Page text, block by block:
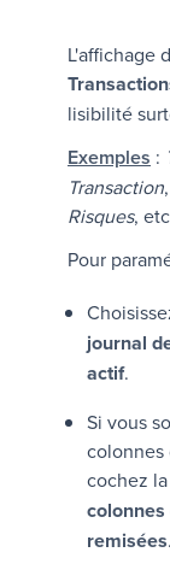
L'affichage
lisibilité
Exemples :
Transaction,
Risques,
Pour
journal
actif.
Si vous
cochez
remisées.